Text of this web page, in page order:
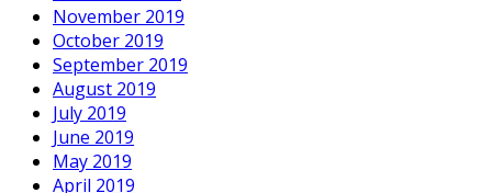
November 2019
October 2019
September 2019
August 2019
July 2019
June 2019
May 2019
April 2019